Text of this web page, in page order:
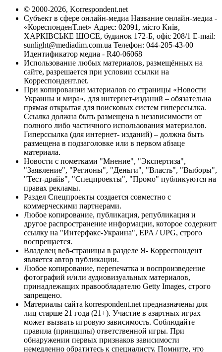
© 2000-2026, Korrespondent.net
Субъект в сфере онлайн-медиа Название онлайн-медиа -
«КореспонденТ.net» Адрес: 02091, місто Київ,
ХАРКІВСЬКЕ ШОСЕ, будинок 172-Б, офіс 208/1 E-mail:
sunlight@mediadim.com.ua Телефон: 044-205-43-00
Идентификатор медиа - R40-06068
Использование любых материалов, размещённых на
сайте, разрешается при условии ссылки на
Корреспондент.net.
При копировании материалов со страницы «Новости
Украины и мира», для интернет-изданий – обязательна
прямая открытая для поисковых систем гиперссылка.
Ссылка должна быть размещена в независимости от
полного либо частичного использования материалов.
Гиперссылка (для интернет- изданий) – должна быть
размещена в подзаголовке или в первом абзаце
материала.
Новости с пометками "Мнение", "Экспертиза",
"Заявление", "Регионы", "Деньги", "Власть", "Выборы",
"Тест-драйв", "Спецпроекты", "Промо" публикуются на
правах рекламы.
Раздел Спецпроекты создается совместно с
коммерческими партнерами.
Любое копирование, публикация, републикация и
другое распространение информации, которое содержит
ссылку на "Интерфакс-Украина", EPA / UPG, строго
воспрещается.
Владелец веб-страницы в разделе Я- Корреспондент
является автор публикации.
Любое копирование, перепечатка и воспроизведение
фотографий и/или аудиовизуальных материалов,
принадлежащих правообладателю Getty Images, строго
запрещено.
Материалы сайта korrespondent.net предназначены для
лиц старше 21 года (21+). Участие в азартных играх
может вызвать игровую зависимость. Соблюдайте
правила (принципы) ответственной игры. При
обнаружении первых признаков зависимости
немедленно обратитесь к специалисту. Помните, что